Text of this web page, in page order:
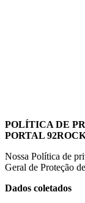
POLÍTICA DE
PORTAL
Nossa Política de
Geral de Proteção
Dados coletados